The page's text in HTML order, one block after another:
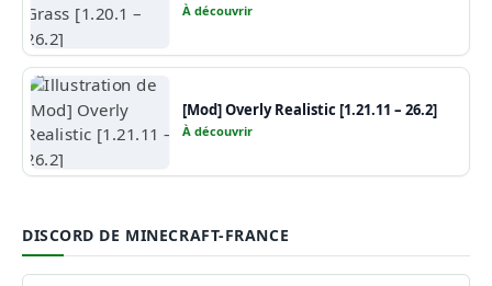
À découvrir
[Mod] Overly Realistic [1.21.11 – 26.2]
À découvrir
DISCORD DE MINECRAFT-FRANCE